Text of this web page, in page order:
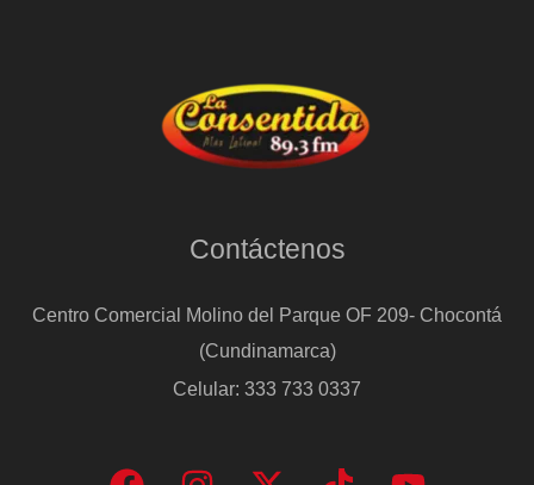
Contáctenos
Centro Comercial Molino del Parque OF 209- Chocontá
(Cundinamarca)
Celular: 333 733 0337